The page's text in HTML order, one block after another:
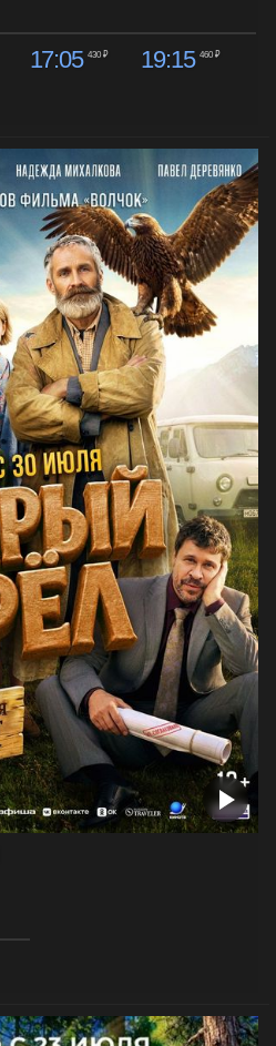
17:05 430 ₽ 19:15 460 ₽